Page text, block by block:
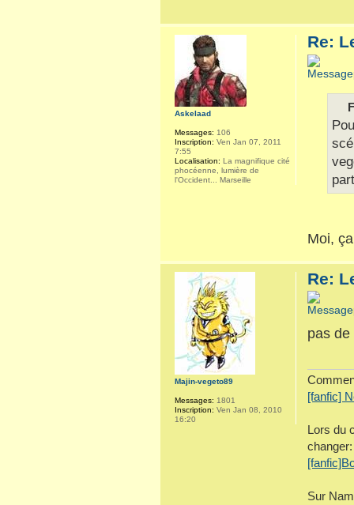
Re:
Moi,
Askelaad
Messages: 106
Inscription: Ven Jan 07, 2011
7:55
Localisation: La magnifique cité
phocéenne, lumière de
l'Occident... Marseille
Re:
pas de
[fanfic]
Lors du
changer:
Sur
Majin-vegeto89
Messages: 1801
Inscription: Ven Jan 08, 2010
16:20